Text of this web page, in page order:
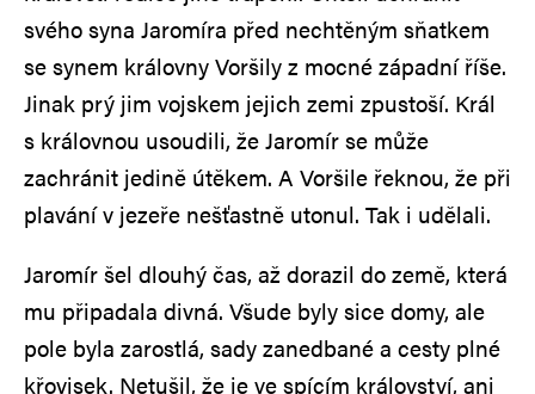
svého syna Jaromíra před nechtěným sňatkem
se synem královny Voršily z mocné západní říše.
Jinak prý jim vojskem jejich zemi zpustoší. Král
s královnou usoudili, že Jaromír se může
zachránit jedině útěkem. A Voršile řeknou, že při
plavání v jezeře nešťastně utonul. Tak i udělali.
Jaromír šel dlouhý čas, až dorazil do země, která
mu připadala divná. Všude byly sice domy, ale
pole byla zarostlá, sady zanedbané a cesty plné
křovisek. Netušil, že je ve spícím království, ani